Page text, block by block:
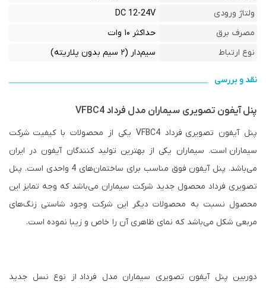
ولتاژ ورودی
DC 12-24V
مصرف برق
حداکثر ۱۰ وات
نوع ارتباط
سیم‌دار (۲ سیم بدون پلاریته)
نقد و بررسی
پنل آیفون تصویری سیماران مدل فرداد VFBC4
پنل آیفون تصویری فرداد VFBC4 یکی از محصولات با کیفیت
شرکت
سیماران است. سیماران یکی از بهترین تولید کنندگان آیفون در ایران
می‌باشد. پنل آیفون فوق مناسب برای ساختمان‌‎های 4 واحدی است. پنل
تصویری فرداد محصول جدید شرکت سیماران می‌باشد که وجه تمایز این
محصول نسبت به محصولات دیگر این شرکت وجود شاستی زنگ‌های
مربعی شکل می‌باشد که نمای ظاهری آن را خاص و زیبا نموده است.
دوربین پنل آیفون تصویری سیماران مدل فرداد از نوع نسل جدید